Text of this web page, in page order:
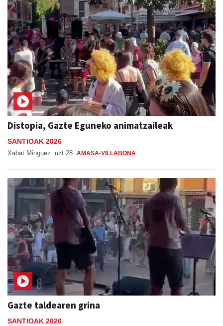
Distopia, Gazte Eguneko animatzaileak
SANTIOAK 2026
Xabat Minguez uzt 28 AMASA-VILLABONA
Gazte taldearen grina
SANTIOAK 2026